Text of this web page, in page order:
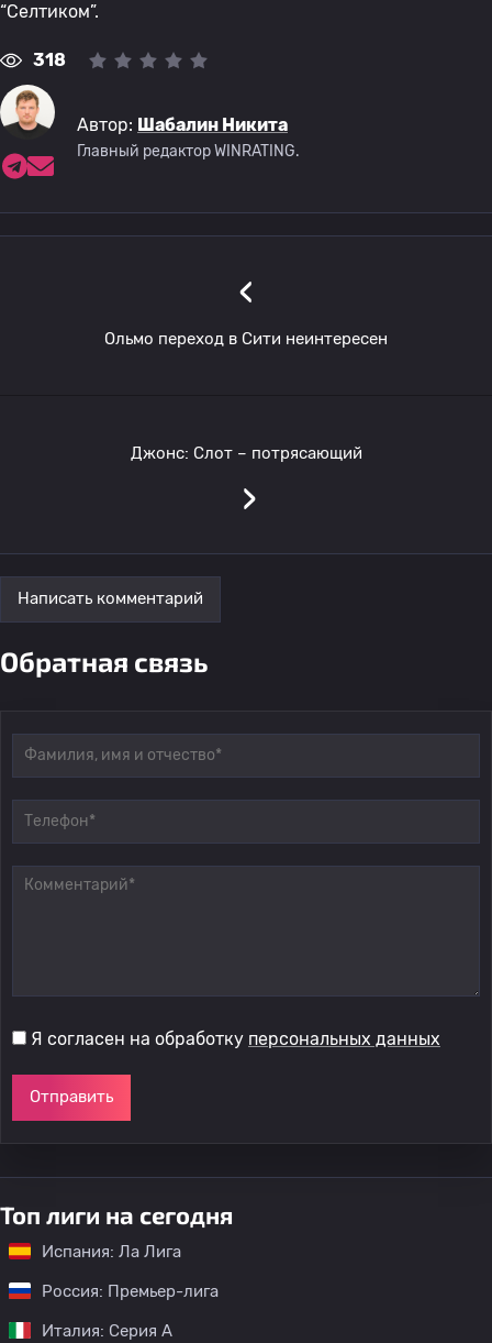
“Селтиком”.
318
Автор: Шабалин Никита
Главный редактор WINRATING.
‹
Ольмо переход в Сити неинтересен
Джонс: Слот – потрясающий
›
Написать комментарий
Обратная связь
Я согласен на обработку персональных данных
Отправить
Топ лиги на сегодня
Испания: Ла Лига
Россия: Премьер-лига
Италия: Серия А